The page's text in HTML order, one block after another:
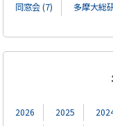
同窓会 (7)
多摩大総
2026 2025